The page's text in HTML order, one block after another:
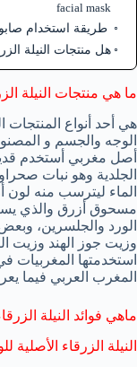
facial mask
طريقة استخدام
هل منتجات النيلة
ما هي منتجات النيلة
هي أحد أنواع المنتجات
الوجه والجسم و
أصل مغربي أستخدم
الجلدية وهو نبات
الماء ليترسب منه
مسحوق أزرق والذي
الورد والجلسرين،
وزيت جوز الهند وزيت
استخدمتها المغربيات
المغرب العربي فيما
ماهي فوائد النيلة
النيلة الزرقاء الأصلية